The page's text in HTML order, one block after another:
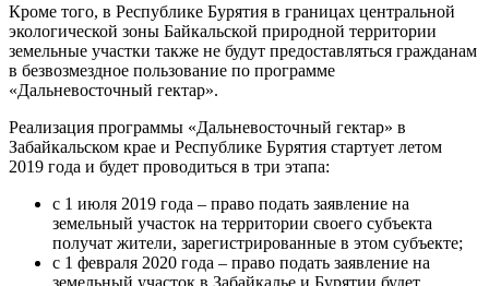
Кроме того, в Республике Бурятия в границах центральной
экологической зоны Байкальской природной территории
земельные участки также не будут предоставляться гражданам
в безвозмездное пользование по программе
«Дальневосточный гектар».
Реализация программы «Дальневосточный гектар» в
Забайкальском крае и Республике Бурятия стартует летом
2019 года и будет проводиться в три этапа:
с 1 июля 2019 года – право подать заявление на
земельный участок на территории своего субъекта
получат жители, зарегистрированные в этом субъекте;
с 1 февраля 2020 года – право подать заявление на
земельный участок в Забайкалье и Бурятии будет